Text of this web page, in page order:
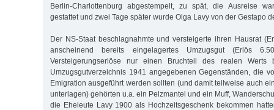
Berlin-Charlottenburg abgestempelt, zu spät, die Ausreise
gestattet und zwei Tage später wurde Olga Lavy von der Gestapo
Der NS-Staat beschlagnahmte und versteigerte ihren Hausrat
anscheinend bereits eingelagertes Umzugsgut (Erlös
Versteigerungserlöse nur einen Bruchteil des realen
Umzugsgutverzeichnis 1941 angegebenen Gegenständen, die
Emigration ausgeführt werden sollten (und damit teilweise auch
unterlagen) gehörten u.a. ein Pelzmantel und ein Muff,
die Eheleute Lavy 1900 als Hochzeitsgeschenk bekommen